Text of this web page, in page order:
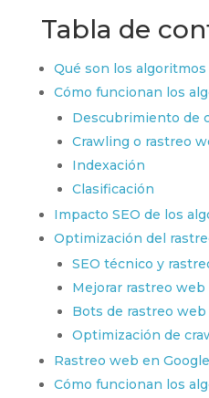
Tabla de
Qué son los
Cómo funcionan los
Descubrimiento de
Crawling o rastreo
Indexación
Clasificación
Impacto SEO de los
Optimización del
SEO técnico y
Mejorar rastreo web
Bots de rastreo
Optimización de
Rastreo web en Google
Cómo funcionan los